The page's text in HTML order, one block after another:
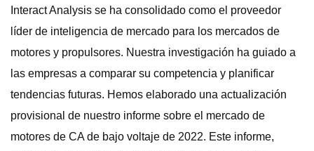
Interact Analysis se ha consolidado como el proveedor
líder de inteligencia de mercado para los mercados de
motores y propulsores. Nuestra investigación ha guiado a
las empresas a comparar su competencia y planificar
tendencias futuras. Hemos elaborado una actualización
provisional de nuestro informe sobre el mercado de
motores de CA de bajo voltaje de 2022. Este informe,